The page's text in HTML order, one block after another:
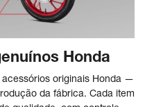
Honda
originais Honda —
da fábrica. Cada item